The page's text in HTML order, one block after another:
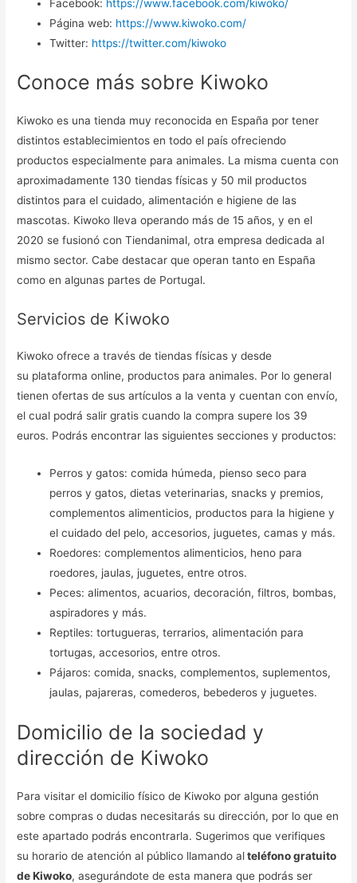
Facebook: https://www.facebook.com/kiwoko/
Página web: https://www.kiwoko.com/
Twitter: https://twitter.com/kiwoko
Conoce más sobre Kiwoko
Kiwoko es una tienda muy reconocida en España por tener
distintos establecimientos en todo el país ofreciendo
productos especialmente para animales. La misma cuenta con
aproximadamente 130 tiendas físicas y 50 mil productos
distintos para el cuidado, alimentación e higiene de las
mascotas. Kiwoko lleva operando más de 15 años, y en el
2020 se fusionó con Tiendanimal, otra empresa dedicada al
mismo sector. Cabe destacar que operan tanto en España
como en algunas partes de Portugal.
Servicios de Kiwoko
Kiwoko ofrece a través de tiendas físicas y desde
su plataforma online, productos para animales. Por lo general
tienen ofertas de sus artículos a la venta y cuentan con envío,
el cual podrá salir gratis cuando la compra supere los 39
euros. Podrás encontrar las siguientes secciones y productos:
Perros y gatos: comida húmeda, pienso seco para
perros y gatos, dietas veterinarias, snacks y premios,
complementos alimenticios, productos para la higiene y
el cuidado del pelo, accesorios, juguetes, camas y más.
Roedores: complementos alimenticios, heno para
roedores, jaulas, juguetes, entre otros.
Peces: alimentos, acuarios, decoración, filtros, bombas,
aspiradores y más.
Reptiles: tortugueras, terrarios, alimentación para
tortugas, accesorios, entre otros.
Pájaros: comida, snacks, complementos, suplementos,
jaulas, pajareras, comederos, bebederos y juguetes.
Domicilio de la sociedad y
dirección de Kiwoko
Para visitar el domicilio físico de Kiwoko por alguna gestión
sobre compras o dudas necesitarás su dirección, por lo que en
este apartado podrás encontrarla. Sugerimos que verifiques
su horario de atención al público llamando alteléfono gratuito
de Kiwoko, asegurándote de esta manera que podrás ser